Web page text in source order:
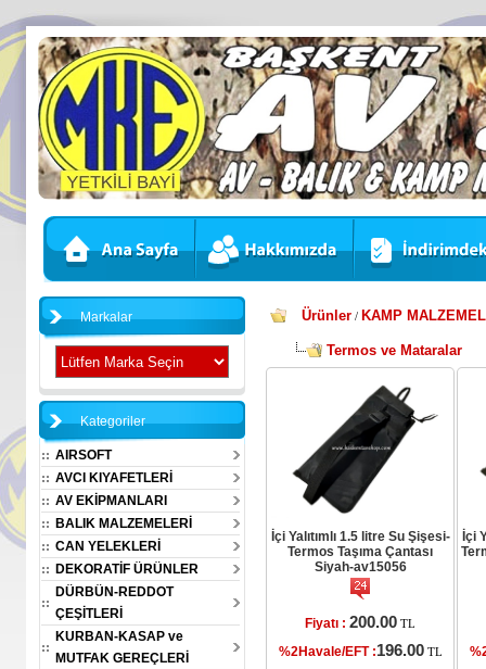
Markalar
Kategoriler
AIRSOFT
AVCI KIYAFETLERİ
AV EKİPMANLARI
BALIK MALZEMELERİ
CAN YELEKLERİ
DEKORATİF ÜRÜNLER
DÜRBÜN-REDDOT
ÇEŞİTLERİ
KURBAN-KASAP ve
MUTFAK GEREÇLERİ
Ürünler / KAMP
Termos ve Mataralar
İçi Yalıtımlı 1.5 litre Su Şişesi-
Termos Taşıma Çantası
Siyah-av15056
Fiyatı : 200.00 TL
%2Havale/EFT :196.00 TL
İçi